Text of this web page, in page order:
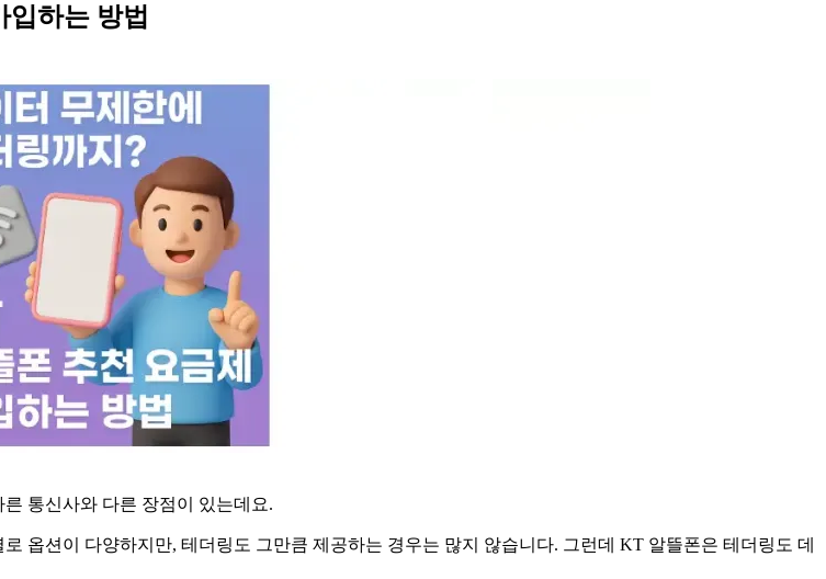
하는 방법
통신사와 다른 장점이 있는데요.
옵션이 다양하지만, 테더링도 그만큼 제공하는 경우는 많지 않습니다. 그런데 KT 알뜰폰은 테더링도 데